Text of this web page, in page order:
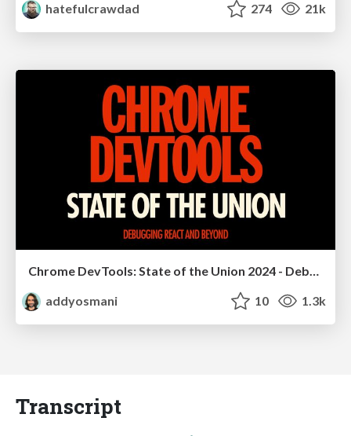
hatefulcrawdad
274 21k
Chrome DevTools: State of the Union 2024 - Debugging React & Beyond
addyosmani
10 1.3k
Transcript